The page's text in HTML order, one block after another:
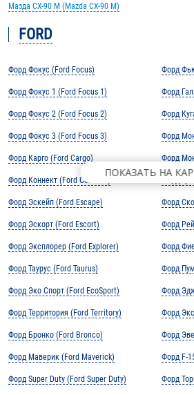
ПОКАЗАТЬ НА
Мазда CX-90 M (Mazda CX-90 M)
FORD
Форд Фокус (Ford Focus)
Форд Фокус 1 (Ford Focus 1)
Форд Фокус 2 (Ford Focus 2)
Форд Фокус 3 (Ford Focus 3)
Форд Карго (Ford Cargo)
Форд Коннект (Ford Connect)
Форд Эскейп (Ford Escape)
Форд Эскорт (Ford Escort)
Форд Эксплорер (Ford Explorer)
Форд Таурус (Ford Taurus)
Форд Эко Спорт (Ford EcoSport)
Форд Территория (Ford Territory)
Форд Бронко (Ford Bronco)
Форд Маверик (Ford Maverick)
Форд Super Duty (Ford Super Duty)
Форд
Форд
Форд
Форд
Форд
Форд
Форд
Форд
Форд
Форд
Форд
Форд
Форд
Форд F-
Форд